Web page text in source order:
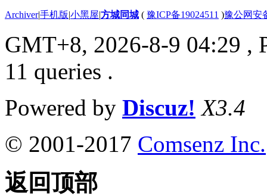
Archiver|手机版|小黑屋|方城同城 ( 豫ICP备19024511 )豫公网安
GMT+8, 2026-8-9 04:29 ,
11 queries .
Powered by Discuz! X3.4
© 2001-2017 Comsenz Inc.
返回顶部